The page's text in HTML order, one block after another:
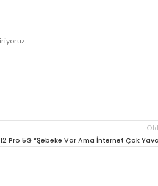
Pro 5G “Şebeke Var Ama İnternet Çok